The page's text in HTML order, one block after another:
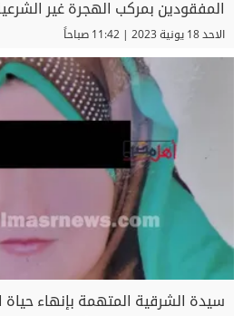
المفقودين بمركب الهجرة غير
الاحد 18 يونية 2023 | 11:42 صباحاً
سيدة الشرقية المتهمة بإنهاء حياة